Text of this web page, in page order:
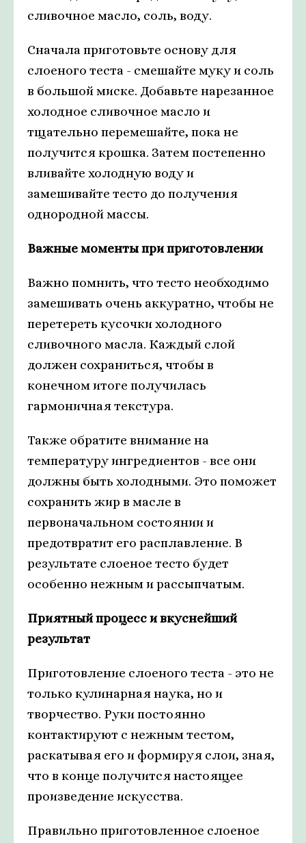
сливочное масло, соль, воду.
Сначала приготовьте основу для
слоеного теста - смешайте муку и соль
в большой миске. Добавьте нарезанное
холодное сливочное масло и
тщательно перемешайте, пока не
получится крошка. Затем постепенно
вливайте холодную воду и
замешивайте тесто до получения
однородной массы.
Важные моменты при приготовлении
Важно помнить, что тесто необходимо
замешивать очень аккуратно, чтобы не
перетереть кусочки холодного
сливочного масла. Каждый слой
должен сохраниться, чтобы в
конечном итоге получилась
гармоничная текстура.
Также обратите внимание на
температуру ингредиентов - все они
должны быть холодными. Это поможет
сохранить жир в масле в
первоначальном состоянии и
предотвратит его расплавление. В
результате слоеное тесто будет
особенно нежным и рассыпчатым.
Приятный процесс и вкуснейший
результат
Приготовление слоеного теста - это не
только кулинарная наука, но и
творчество. Руки постоянно
контактируют с нежным тестом,
раскатывая его и формируя слои, зная,
что в конце получится настоящее
произведение искусства.
Правильно приготовленное слоеное